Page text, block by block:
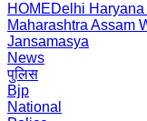
HOMEDelhi Haryana
Maharashtra Assam
Jansamasya
News
पुलिस
Bjp
National